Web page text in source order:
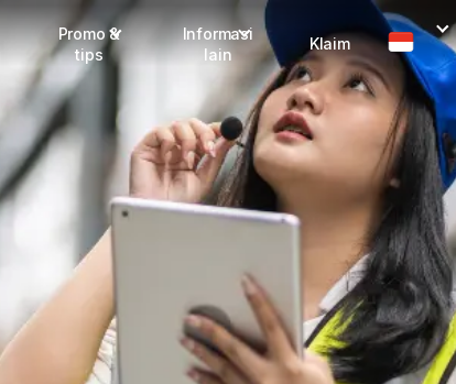
Promo &
tips
Promo terbaru
Info seller
Info mitra
Informasi
lain
Dangerous Goods
Karantina
FAQ
Tentang kami
Karir
Klaim